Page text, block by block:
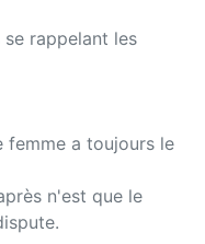
rappelant les
femme a toujours le
n'est que le